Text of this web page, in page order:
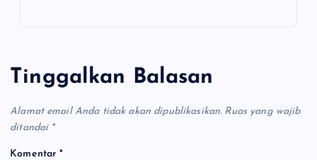
Tinggalkan Balasan
Alamat email Anda tidak akan dipublikasikan. Ruas yang wajib
ditandai *
Komentar*